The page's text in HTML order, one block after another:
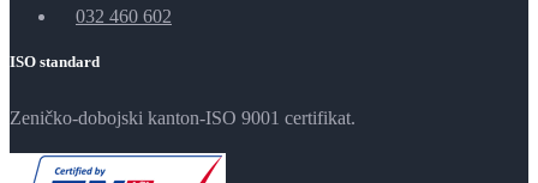
032 460 602
ISO standard
Zeničko-dobojski kanton-ISO 9001 certifikat.